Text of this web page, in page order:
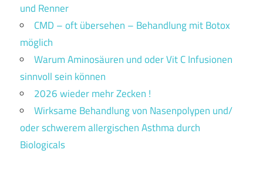
und Renner
CMD – oft übersehen – Behandlung mit Botox
möglich
Warum Aminosäuren und oder Vit C Infusionen
sinnvoll sein können
2026 wieder mehr Zecken !
Wirksame Behandlung von Nasenpolypen und/
oder schwerem allergischen Asthma durch
Biologicals